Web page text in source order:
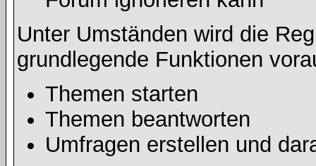
Unter Umständen wird die
grundlegende Funktionen
Themen starten
Themen beantworten
Umfragen erstellen und